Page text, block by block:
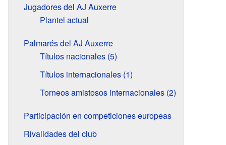
Jugadores del AJ Auxerre
Plantel actual
Palmarés del AJ Auxerre
Títulos nacionales (5)
Títulos internacionales (1)
Torneos amistosos internacionales (2)
Participación en competiciones europeas
Rivalidades del club